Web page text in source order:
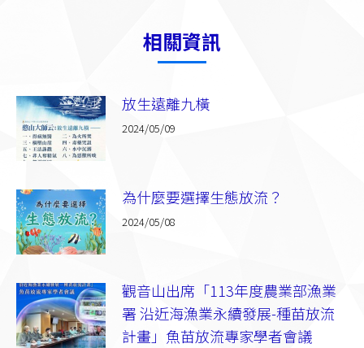
相關資訊
放生遠離九橫
2024/05/09
為什麼要選擇生態放流？
2024/05/08
觀音山出席「113年度農業部漁業
署 沿近海漁業永續發展-種苗放流
計畫」魚苗放流專家學者會議